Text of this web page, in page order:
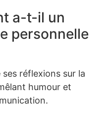
a-t-il un
personnelle
ses réflexions sur la
humour et